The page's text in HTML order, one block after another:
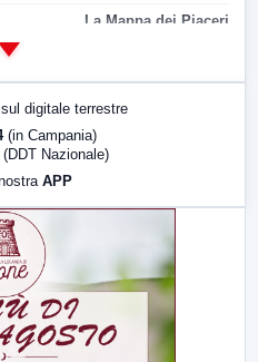
La Mappa dei Piaceri
digitale terrestre
(in Campania)
(DDT Nazionale)
APP